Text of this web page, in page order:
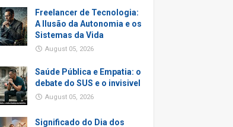
Freelancer de Tecnologia:
A Ilusão da Autonomia e os
Sistemas da Vida
August 05, 2026
Saúde Pública e Empatia: o
debate do SUS e o invisivel
August 05, 2026
Significado do Dia dos